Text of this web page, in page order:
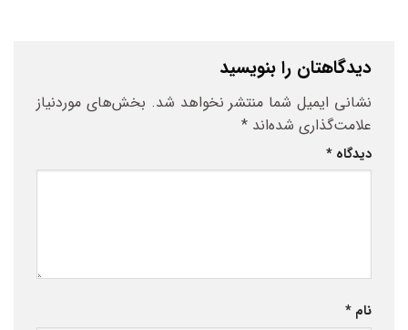
دیدگاهتان را بنویسید
نشانی ایمیل شما منتشر نخواهد شد. بخش‌های موردنیاز
علامت‌گذاری شده‌اند *
دیدگاه *
نام *